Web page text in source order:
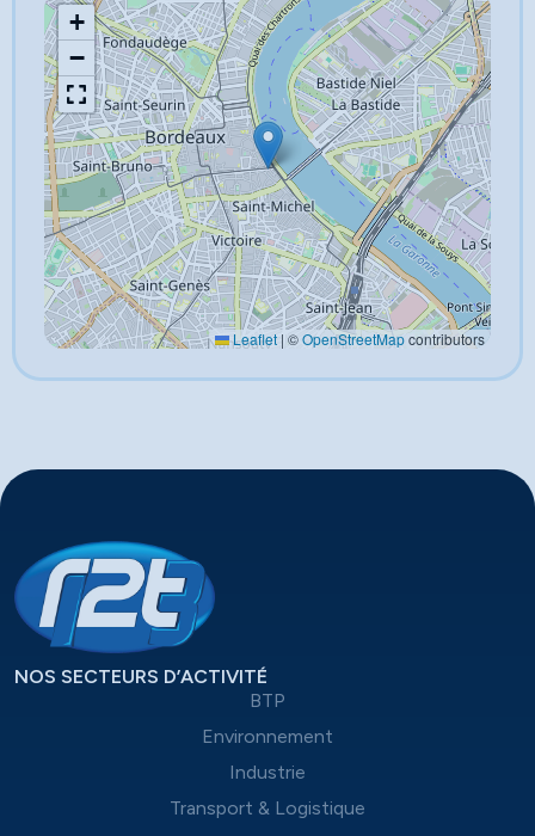
+
−
Leaflet | ©OpenStreetMapcontributors
NOS SECTEURS D’ACTIVITÉ
BTP
Environnement
Industrie
Transport & Logistique